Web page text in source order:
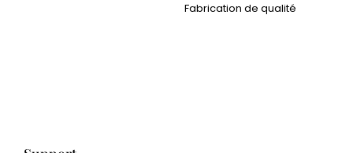
Fabrication de qualité